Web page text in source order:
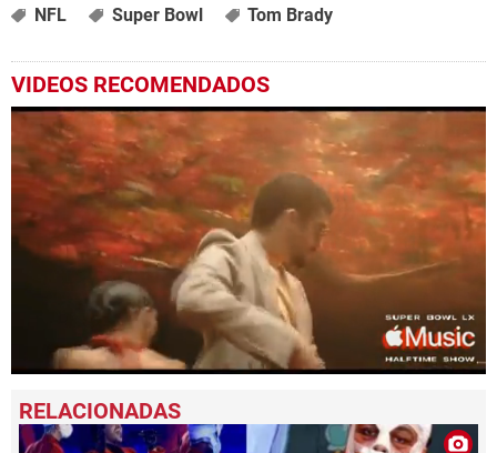
NFL Super Bowl Tom Brady
VIDEOS RECOMENDADOS
seconds
of